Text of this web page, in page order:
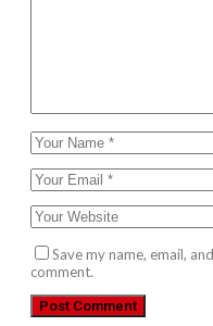
Save my name, email,
comment.